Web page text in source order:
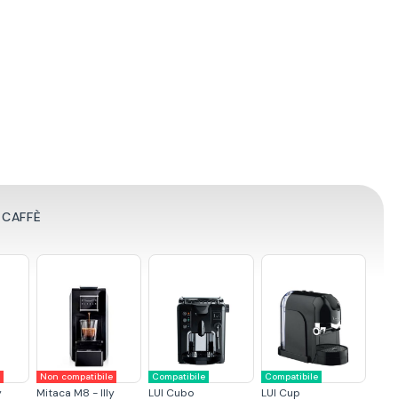
Non compatibile
Mitaca M8 - Illy
Compatibile
LUI Cubo
Compatibile
LUI Cup